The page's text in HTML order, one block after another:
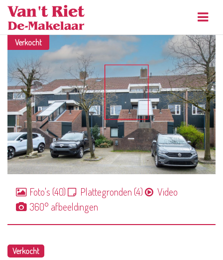
Verkocht
Foto's (40) Plattegronden (4)
Video
360° afbeeldingen
Verkocht